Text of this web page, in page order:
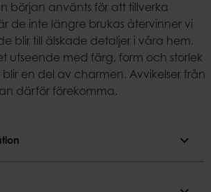
början använts för att tillverka
de inte längre brukas återvinner vi
blir till älskade detaljer i våra hem.
utseende med färg, form och storlek
blir en del av charmen. Avvikelser från
därför förekomma.
expand_more